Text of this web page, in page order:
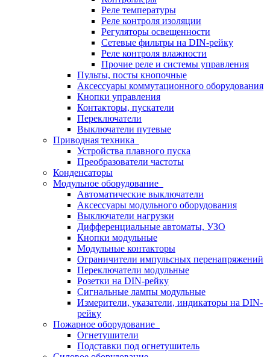
Реле температуры
Реле контроля изоляции
Регуляторы освещенности
Сетевые фильтры на DIN-рейку
Реле контроля влажности
Прочие реле и системы управления
Пульты, посты кнопочные
Аксессуары коммутационного оборудования
Кнопки управления
Контакторы, пускатели
Переключатели
Выключатели путевые
Приводная техника
Устройства плавного пуска
Преобразователи частоты
Конденсаторы
Модульное оборудование
Автоматические выключатели
Аксессуары модульного оборудования
Выключатели нагрузки
Дифференциальные автоматы, УЗО
Кнопки модульные
Модульные контакторы
Ограничители импульсных перенапряжений
Переключатели модульные
Розетки на DIN-рейку
Сигнальные лампы модульные
Измерители, указатели, индикаторы на DIN-
рейку
Пожарное оборудование
Огнетушители
Подставки под огнетушитель